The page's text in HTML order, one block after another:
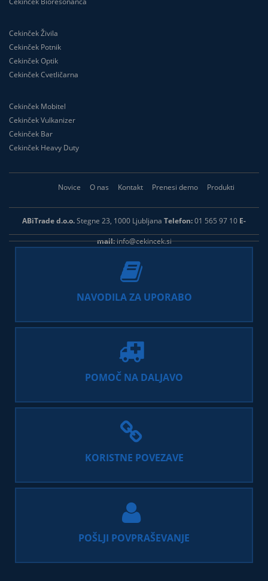
Cekinček Živila
Cekinček Potnik
Cekinček Optik
Cekinček Cvetličarna
Cekinček Mobitel
Cekinček Vulkanizer
Cekinček Bar
Cekinček Heavy Duty
Novice O nas Kontakt Prenesi demo Produkti
ABiTrade d.o.o.Stegne 23, 1000 Ljubljana Telefon:01 565 97 10 E-
mail:info@cekincek.si
NAVODILA ZA UPORABO
POMOČ NA DALJAVO
KORISTNE POVEZAVE
POŠLJI POVPRAŠEVANJE